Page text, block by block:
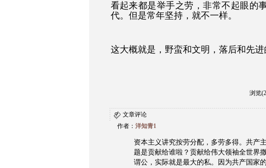
看起来都是举手之劳，非常不起眼的
代。但是常年坚持，就不一样。
这大概就是，野蛮和文明，落后和先进
浏览
文章评论
作者： 洋知青1
资本主义讲究按劳分配，多劳多得。共产
题是贡献给谁啦？贡献给伟大领袖全世界
谓公，实际就是最大的私。因为共产国家